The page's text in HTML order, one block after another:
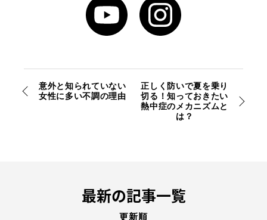
意外と知られていない
女性に多い不調の理由
正しく防いで夏を乗り
切る！知っておきたい
熱中症のメカニズムと
は？
最新の記事一覧
更新順